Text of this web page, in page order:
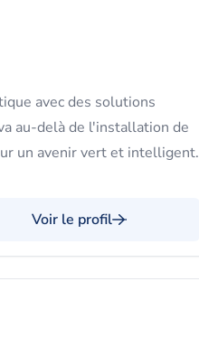
avec des solutions
au-delà de l'installation de
un avenir vert et intelligent.
Voir le profil